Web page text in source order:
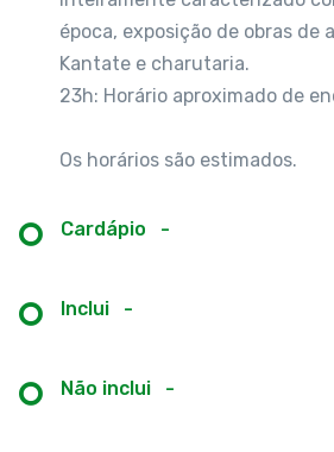
época, exposição de obras de
Kantate e charutaria.
23h: Horário aproximado de
Os horários são estimados.
Cardápio -
Inclui -
Não inclui -